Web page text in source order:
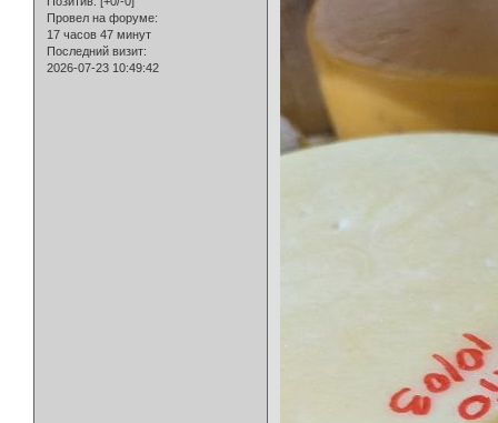
Провел на форуме:
17 часов 47 минут
Последний визит:
2026-07-23 10:49:42